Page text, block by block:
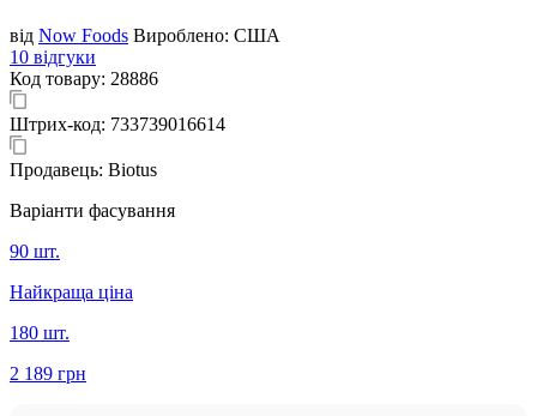
від Now Foods Вироблено: США
10 відгуки
Код товару: 28886
Штрих-код: 733739016614
Продавець: Biotus
Варіанти фасування
90 шт.
Найкраща ціна
180 шт.
2 189 грн